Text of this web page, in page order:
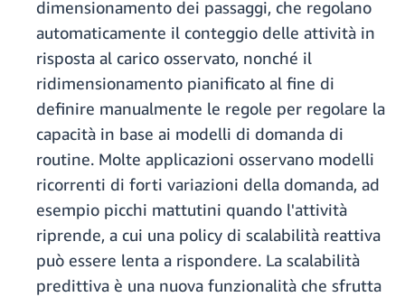
dimensionamento dei passaggi, che regolano
automaticamente il conteggio delle attività in
risposta al carico osservato, nonché il
ridimensionamento pianificato al fine di
definire manualmente le regole per regolare la
capacità in base ai modelli di domanda di
routine. Molte applicazioni osservano modelli
ricorrenti di forti variazioni della domanda, ad
esempio picchi mattutini quando l'attività
riprende, a cui una policy di scalabilità reattiva
può essere lenta a rispondere. La scalabilità
predittiva è una nuova funzionalità che sfrutta